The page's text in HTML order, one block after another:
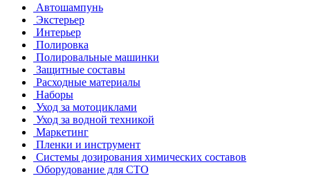
Автошампунь
Экстерьер
Интерьер
Полировка
Полировальные машинки
Защитные составы
Расходные материалы
Наборы
Уход за мотоциклами
Уход за водной техникой
Маркетинг
Пленки и инструмент
Системы дозирования химических составов
Оборудование для СТО